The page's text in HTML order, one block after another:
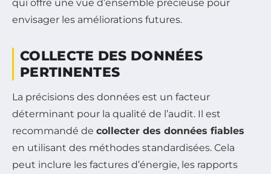
qui offre une vue d’ensemble précieuse pour
envisager les améliorations futures.
COLLECTE DES DONNÉES
PERTINENTES
La précisions des données est un facteur
déterminant pour la qualité de l’audit. Il est
recommandé de collecter des données fiables
en utilisant des méthodes standardisées. Cela
peut inclure les factures d’énergie, les rapports